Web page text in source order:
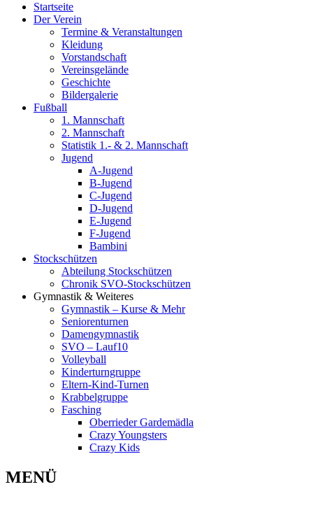
Startseite
Der Verein
Termine & Veranstaltungen
Kleidung
Vorstandschaft
Vereinsgelände
Geschichte
Bildergalerie
Fußball
1. Mannschaft
2. Mannschaft
Statistik 1.- & 2. Mannschaft
Jugend
A-Jugend
B-Jugend
C-Jugend
D-Jugend
E-Jugend
F-Jugend
Bambini
Stockschützen
Abteilung Stockschützen
Chronik SVO-Stockschützen
Gymnastik & Weiteres
Gymnastik – Kurse & Mehr
Seniorenturnen
Damengymnastik
SVO – Lauf10
Volleyball
Kinderturngruppe
Eltern-Kind-Turnen
Krabbelgruppe
Fasching
Oberrieder Gardemädla
Crazy Youngsters
Crazy Kids
MENÜ